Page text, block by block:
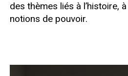
des thèmes liés à l’histoire,
notions de pouvoir.